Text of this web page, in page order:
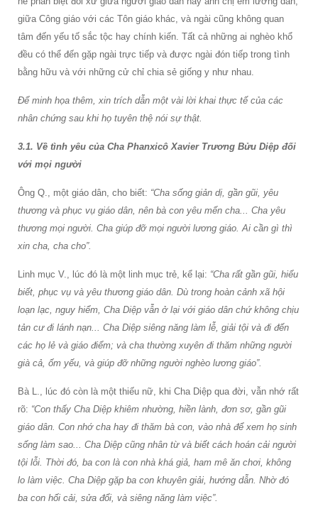
giữa Công giáo với các Tôn giáo khác, và ngài cũng không quan
tâm đến yếu tố sắc tộc hay chính kiến. Tất cả những ai nghèo khổ
đều có thể đến gặp ngài trực tiếp và được ngài đón tiếp trong tình
bằng hữu và với những cử chỉ chia sẻ giống y như nhau.
Để minh họa thêm, xin trích dẫn một vài lời khai thực tế của các
nhân chứng sau khi họ tuyên thệ nói sự thật.
3.1. Về tình yêu của Cha Phanxicô Xavier Trương Bửu Diệp đối
với mọi người
Ông Q., một giáo dân, cho biết: “Cha sống giản dị, gần gũi, yêu
thương và phục vụ giáo dân, nên bà con yêu mến cha... Cha yêu
thương mọi người. Cha giúp đỡ mọi người lương giáo. Ai cần gì thì
xin cha, cha cho”.
Linh mục V., lúc đó là một linh mục trẻ, kể lại: “Cha rất gần gũi, hiểu
biết, phục vụ và yêu thương giáo dân. Dù trong hoàn cảnh xã hội
loạn lạc, nguy hiểm, Cha Diệp vẫn ở lại với giáo dân chứ không chịu
tản cư đi lánh nạn... Cha Diệp siêng năng làm lễ, giải tội và đi đến
các họ lẻ và giáo điểm; và cha thường xuyên đi thăm những người
già cả, ốm yếu, và giúp đỡ những người nghèo lương giáo”.
Bà L., lúc đó còn là một thiếu nữ, khi Cha Diệp qua đời, vẫn nhớ rất
rõ: “Con thấy Cha Diệp khiêm nhường, hiền lành, đơn sơ, gần gũi
giáo dân. Con nhớ cha hay đi thăm bà con, vào nhà để xem họ sinh
sống làm sao... Cha Diệp cũng nhân từ và biết cách hoán cải người
tội lỗi. Thời đó, ba con là con nhà khá giả, ham mê ăn chơi, không
lo làm việc. Cha Diệp gặp ba con khuyên giải, hướng dẫn. Nhờ đó
ba con hối cải, sửa đổi, và siêng năng làm việc”.